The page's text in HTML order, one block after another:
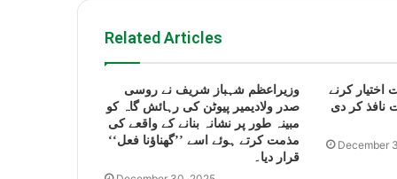
Related Articles
وزیراعظم شہباز شریف نے روسی
صدر ولادیمیر پیوٹن کی رہائش گاہ کو
مبینہ طور پر نشانہ بنانے کے واقعے کی
مذمت کرتے ہوئے اسے ’’گھناؤنا فعل‘‘
قرار دیا۔
اختیار کرنے
نافذ کر دی
December